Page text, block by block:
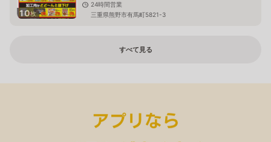
10枚
24時間営業
三重県熊野市有馬町5821-3
すべて見る